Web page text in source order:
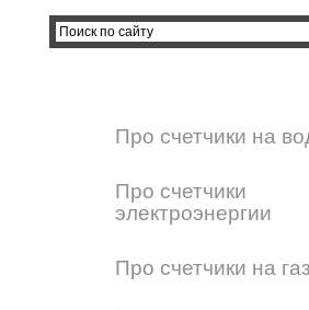
Про счетчики на
Про счетчики
электроэнергии
Про счетчики на газ